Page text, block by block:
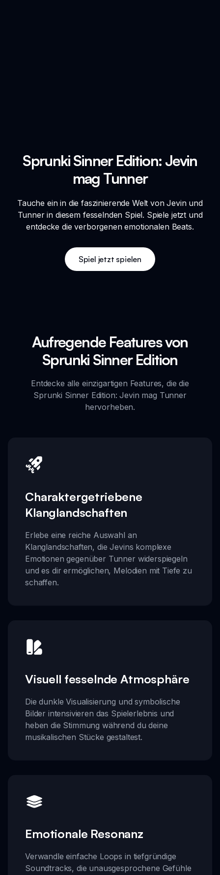
Sprunki Sinner Edition: Jevin
mag Tunner
Tauche ein in die faszinierende Welt von Jevin und
Tunner in diesem fesselnden Spiel. Spiele jetzt und
entdecke die verborgenen emotionalen Beats.
Spiel jetzt spielen
Aufregende Features von
Sprunki Sinner Edition
Entdecke alle einzigartigen Features, die die
Sprunki Sinner Edition: Jevin mag Tunner
hervorheben.
Charaktergetriebene
Klanglandschaften
Erlebe eine reiche Auswahl an
Klanglandschaften, die Jevins komplexe
Emotionen gegenüber Tunner widerspiegeln
und es dir ermöglichen, Melodien mit Tiefe zu
schaffen.
Visuell fesselnde Atmosphäre
Die dunkle Visualisierung und symbolische
Bilder intensivieren das Spielerlebnis und
heben die Stimmung während du deine
musikalischen Stücke gestaltest.
Emotionale Resonanz
Verwandle einfache Loops in tiefgründige
Soundtracks, die unausgesprochene Gefühle